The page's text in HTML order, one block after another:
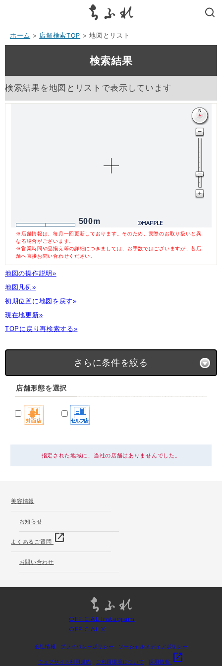
ホーム > 店舗検索TOP > 地図とリスト
検索結果
検索結果を地図とリストで表示しています
500m
※店舗情報は、毎月一回更新しております。そのため、実際のお取り扱いと異
なる場合がございます。
※営業時間や品揃え等の詳細につきましては、お手数ではございますが、各店
舗へ直接お問い合わせください。
地図の操作説明»
地図凡例»
初期位置に地図を戻す»
現在地更新»
TOPに戻り再検索する»
さらに条件を絞る
店舗形態を選択
指定された地域に、当社の店舗はありませんでした。
美容情報
お知らせ
よくあるご質問 open_in_new
お問い合わせ
OFFICIAL Instagram
OFFICIAL X
会社情報 プライバシーポリシー ソーシャルメディアポリシー
ウェブサイト利用規約 ご利用環境について 採用情報 open_in_new